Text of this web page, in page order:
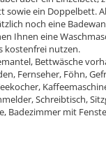
ein Doppelbett.
noch eine
Ihnen eine
kostenfrei nutzen.
Bettwäsche
Fernseher, Föhn,
Schreibtisch,
Badezimmer mit